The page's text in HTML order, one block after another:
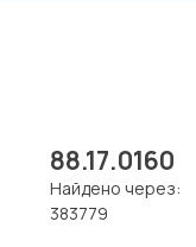
88.17.0160
Найдено через:
383779